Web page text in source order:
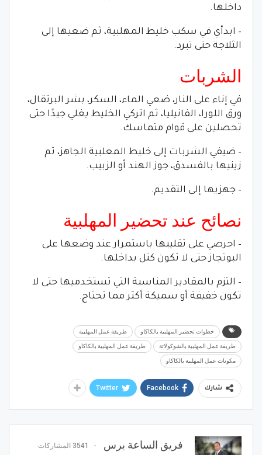
داخلها.
– ابدأي في سكب خليط المهلبية، ثم ضعيها إلى
الثلاجة حتى تبرد.
الشربات
في إناء على النار، ضعي الماء، السكر، بشر البرتقال،
ورق اللورا، الفانيليا، ثم اتركي الخليط يغلي جيدًا حتى
تحصلين على قوام متماسك.
– ضيفي الشربات إلى خليط المعلبية الجاهز، ثم
زينيها بالفسدق، جوز الهند أو الزبيب.
– جهزيها إلى التقديم.
نصائح عند تحضير المهلبية
– احرصي على تقليبها باستمرار عند وضعها على
البوتجاز حتى لا تكون كتل بداخلها.
– التزم بالمقادير المناسبة التي تستخدميها حتى لا
تكون خفيفة أو سميكة أكثر مما تحتاج.
خطوات تحضير المهلبية بالكاكاو طريقة عمل المهلبية
طريقة عمل المهلبية بالشوكولاتة طريقة عمل المهلبية بالكاكاو
مكونات عمل المهلبية بالكاكاو
شارك Facebook
Twitter
فريق الساعة برس 3541 المشاركات